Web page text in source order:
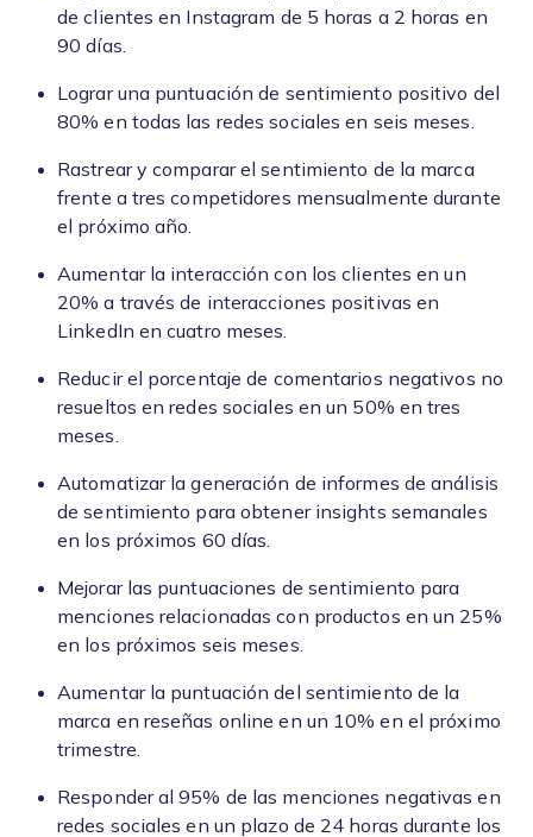
de clientes en Instagram de 5 horas a 2 horas en
90 días.
Lograr una puntuación de sentimiento positivo del
80% en todas las redes sociales en seis meses.
Rastrear y comparar el sentimiento de la marca
frente a tres competidores mensualmente durante
el próximo año.
Aumentar la interacción con los clientes en un
20% a través de interacciones positivas en
LinkedIn en cuatro meses.
Reducir el porcentaje de comentarios negativos no
resueltos en redes sociales en un 50% en tres
meses.
Automatizar la generación de informes de análisis
de sentimiento para obtener insights semanales
en los próximos 60 días.
Mejorar las puntuaciones de sentimiento para
menciones relacionadas con productos en un 25%
en los próximos seis meses.
Aumentar la puntuación del sentimiento de la
marca en reseñas online en un 10% en el próximo
trimestre.
Responder al 95% de las menciones negativas en
redes sociales en un plazo de 24 horas durante los